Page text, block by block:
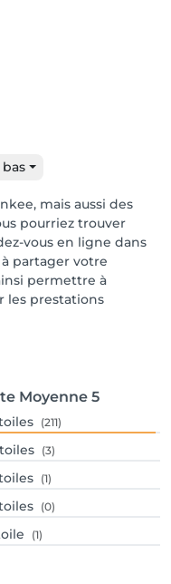
mais aussi des
pourriez trouver
vous en ligne dans
partager votre
permettre à
les prestations
Moyenne 5
(211)
(3)
(1)
(0)
(1)